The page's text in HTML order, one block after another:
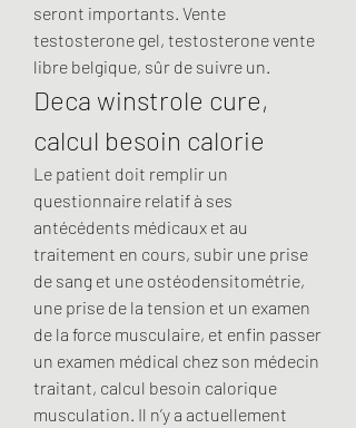
seront importants. Vente
testosterone gel, testosterone vente
libre belgique, sûr de suivre un.
Deca winstrole cure,
calcul besoin calorie
Le patient doit remplir un
questionnaire relatif à ses
antécédents médicaux et au
traitement en cours, subir une prise
de sang et une ostéodensitométrie,
une prise de la tension et un examen
de la force musculaire, et enfin passer
un examen médical chez son médecin
traitant, calcul besoin calorique
musculation. Il n’y a actuellement